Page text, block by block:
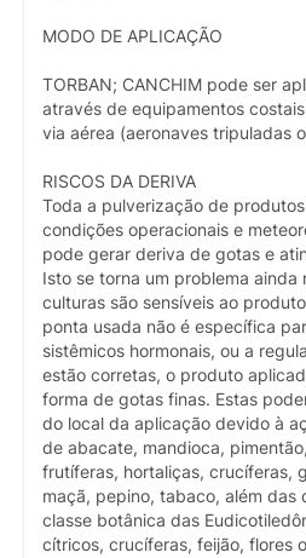
MODO DE APLICAÇÃO
TORBAN; CANCHIM pode ser
através de equipamentos
via aérea (aeronaves tripuladas
RISCOS DA DERIVA
Toda a pulverização de
condições operacionais e
pode gerar deriva de gotas e
Isto se torna um problema ainda
culturas são sensíveis ao
ponta usada não é específica
sistêmicos hormonais, ou a
estão corretas, o produto
forma de gotas finas. Estas
do local da aplicação devido à
de abacate, mandioca,
frutíferas, hortaliças, crucíferas,
maçã, pepino, tabaco, além das
classe botânica das
cítricos, crucíferas, feijão, flores